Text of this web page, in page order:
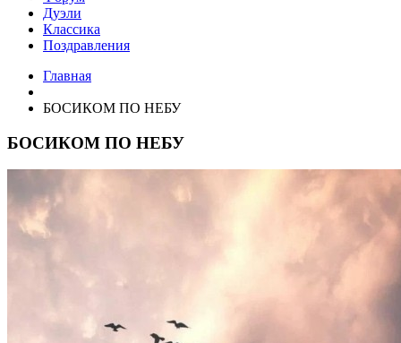
Дуэли
Классика
Поздравления
Главная
БОСИКОМ ПО НЕБУ
БОСИКОМ ПО НЕБУ